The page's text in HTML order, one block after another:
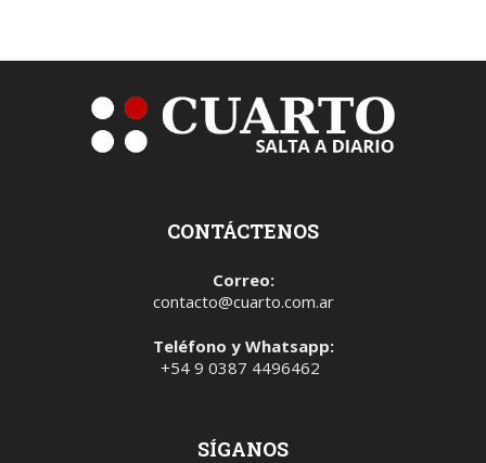
CONTÁCTENOS
Correo:
contacto@cuarto.com.ar
Teléfono y Whatsapp:
+54 9 0387 4496462
SÍGANOS